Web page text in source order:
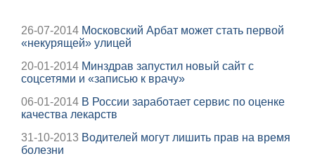
26-07-2014 Московский Арбат может стать первой
«некурящей» улицей
20-01-2014 Минздрав запустил новый сайт с
соцсетями и «записью к врачу»
06-01-2014 В России заработает сервис по оценке
качества лекарств
31-10-2013 Водителей могут лишить прав на время
болезни